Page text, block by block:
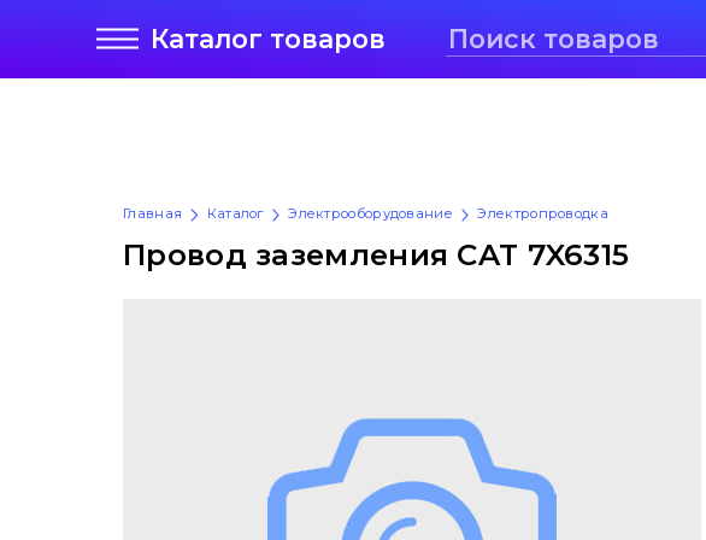
Каталог товаров
Главная Каталог Электрооборудование Электропроводка
Провод заземления CAT 7X6315